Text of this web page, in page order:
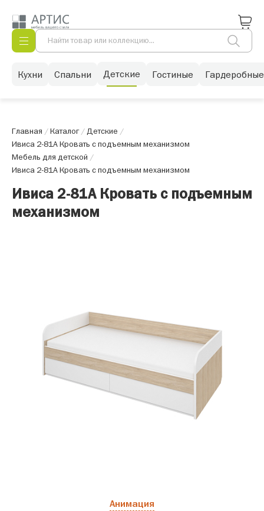
Кухни Спальни Детские Гостиные Гардеробные
Главная /Каталог/Детские /
Ивиса 2-81А Кровать с подъемным механизмом
Мебель для детской /
Ивиса 2-81А Кровать с подъемным механизмом
Ивиса 2-81А Кровать с подъемным
механизмом
Анимация